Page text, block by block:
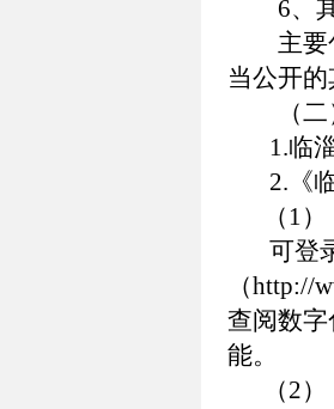
6、
主要包
当公开
（二
1.临淄
2.《临
（1）
可登录
（http://
查阅数
能。
（2）